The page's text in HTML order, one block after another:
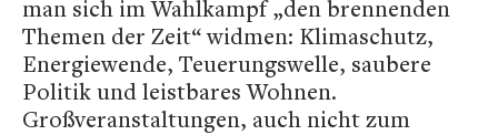
man sich im Wahlkampf „den brennenden
Themen der Zeit“ widmen: Klimaschutz,
Energiewende, Teuerungswelle, saubere
Politik und leistbares Wohnen.
Großveranstaltungen, auch nicht zum